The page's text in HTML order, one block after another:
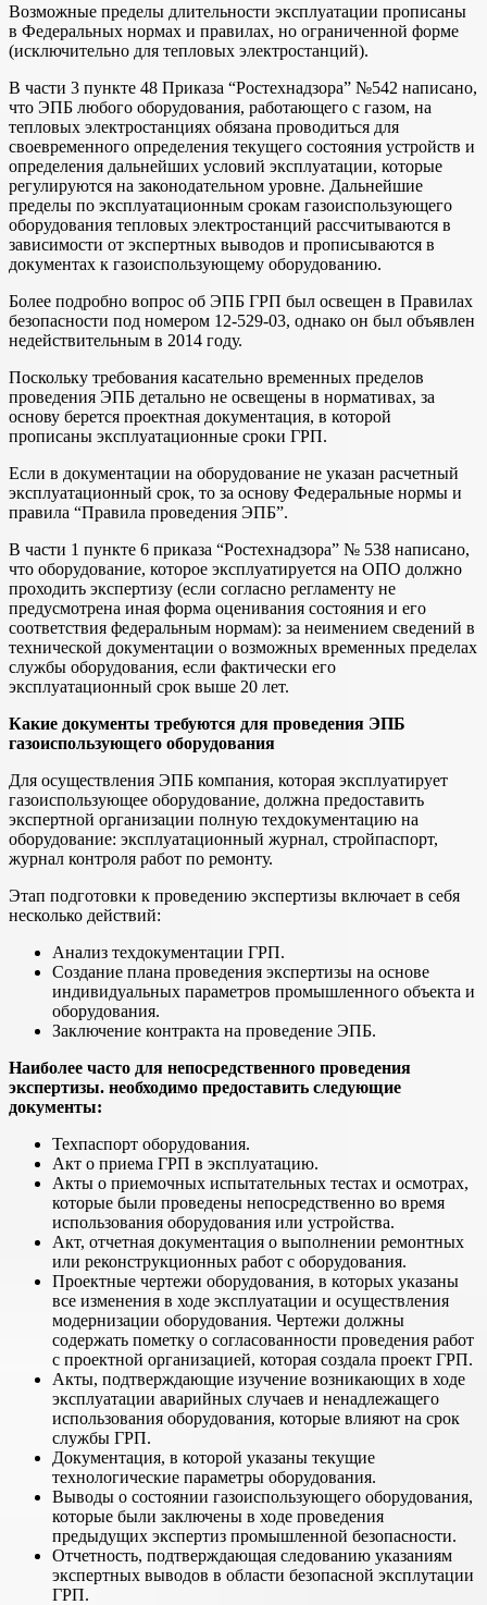
Возможные пределы длительности эксплуатации прописаны
в Федеральных нормах и правилах, но ограниченной форме
(исключительно для тепловых электростанций).
В части 3 пункте 48 Приказа “Ростехнадзора” №542 написано,
что ЭПБ любого оборудования, работающего с газом, на
тепловых электростанциях обязана проводиться для
своевременного определения текущего состояния устройств и
определения дальнейших условий эксплуатации, которые
регулируются на законодательном уровне. Дальнейшие
пределы по эксплуатационным срокам газоиспользующего
оборудования тепловых электростанций рассчитываются в
зависимости от экспертных выводов и прописываются в
документах к газоиспользующему оборудованию.
Более подробно вопрос об ЭПБ ГРП был освещен в Правилах
безопасности под номером 12-529-03, однако он был объявлен
недействительным в 2014 году.
Поскольку требования касательно временных пределов
проведения ЭПБ детально не освещены в нормативах, за
основу берется проектная документация, в которой
прописаны эксплуатационные сроки ГРП.
Если в документации на оборудование не указан расчетный
эксплуатационный срок, то за основу Федеральные нормы и
правила “Правила проведения ЭПБ”.
В части 1 пункте 6 приказа “Ростехнадзора” № 538 написано,
что оборудование, которое эксплуатируется на ОПО должно
проходить экспертизу (если согласно регламенту не
предусмотрена иная форма оценивания состояния и его
соответствия федеральным нормам): за неимением сведений в
технической документации о возможных временных пределах
службы оборудования, если фактически его
эксплуатационный срок выше 20 лет.
Какие документы требуются для проведения ЭПБ
газоиспользующего оборудования
Для осуществления ЭПБ компания, которая эксплуатирует
газоиспользующее оборудование, должна предоставить
экспертной организации полную техдокументацию на
оборудование: эксплуатационный журнал, стройпаспорт,
журнал контроля работ по ремонту.
Этап подготовки к проведению экспертизы включает в себя
несколько действий:
Анализ техдокументации ГРП.
Создание плана проведения экспертизы на основе
индивидуальных параметров промышленного объекта и
оборудования.
Заключение контракта на проведение ЭПБ.
Наиболее часто для непосредственного проведения
экспертизы. необходимо предоставить следующие
документы:
Техпаспорт оборудования.
Акт о приема ГРП в эксплуатацию.
Акты о приемочных испытательных тестах и осмотрах,
которые были проведены непосредственно во время
использования оборудования или устройства.
Акт, отчетная документация о выполнении ремонтных
или реконструкционных работ с оборудования.
Проектные чертежи оборудования, в которых указаны
все изменения в ходе эксплуатации и осуществления
модернизации оборудования. Чертежи должны
содержать пометку о согласованности проведения работ
с проектной организацией, которая создала проект ГРП.
Акты, подтверждающие изучение возникающих в ходе
эксплуатации аварийных случаев и ненадлежащего
использования оборудования, которые влияют на срок
службы ГРП.
Документация, в которой указаны текущие
технологические параметры оборудования.
Выводы о состоянии газоиспользующего оборудования,
которые были заключены в ходе проведения
предыдущих экспертиз промышленной безопасности.
Отчетность, подтверждающая следованию указаниям
экспертных выводов в области безопасной эксплутации
ГРП.